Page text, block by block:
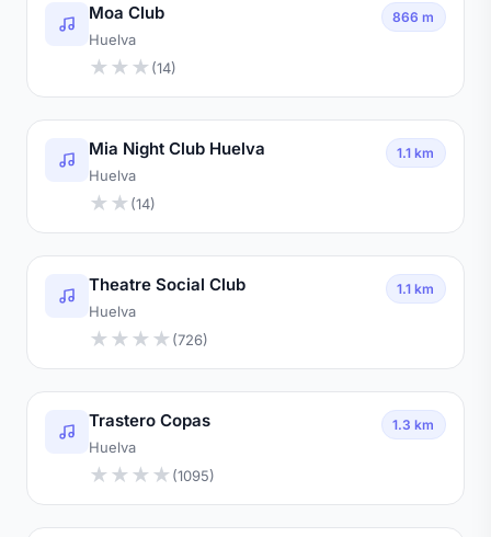
Moa Club
Huelva
★ ★ ★ (14)
866 m
Mia Night Club Huelva
Huelva
★ ★ (14)
1.1 km
Theatre Social Club
Huelva
★ ★ ★ ★ (726)
1.1 km
Trastero Copas
Huelva
★ ★ ★ ★ (1095)
1.3 km